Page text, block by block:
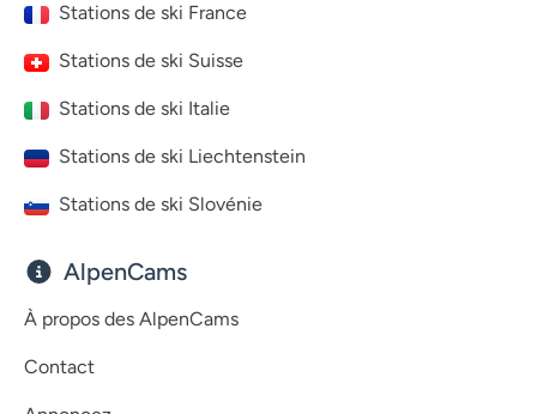
Stations de ski France
Stations de ski Suisse
Stations de ski Italie
Stations de ski Liechtenstein
Stations de ski Slovénie
AlpenCams
À propos des AlpenCams
Contact